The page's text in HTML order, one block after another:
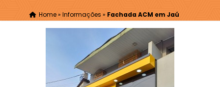
Home» Informações » Fachada ACM em Jaú